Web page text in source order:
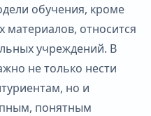
обучения, кроме
материалов, относится
учреждений. В
не только нести
но и
понятным